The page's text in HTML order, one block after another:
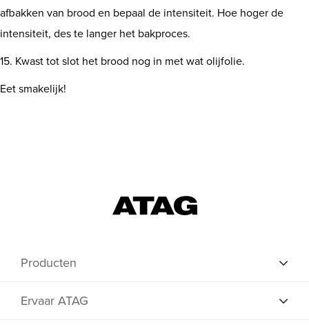
afbakken van brood en bepaal de intensiteit. Hoe hoger de
intensiteit, des te langer het bakproces.
15. Kwast tot slot het brood nog in met wat olijfolie.
Eet smakelijk!
Producten
Ervaar ATAG